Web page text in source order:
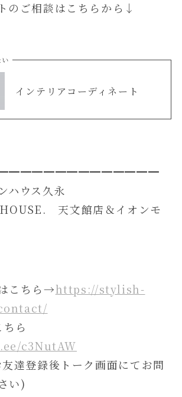
のご相談はこちらから↓
インテリアコーディネート
ハウス久永
天文館店＆イオンモ
こちら→https://stylish-
ら
c3NutAW
達登録後トーク画面にてお問
い)